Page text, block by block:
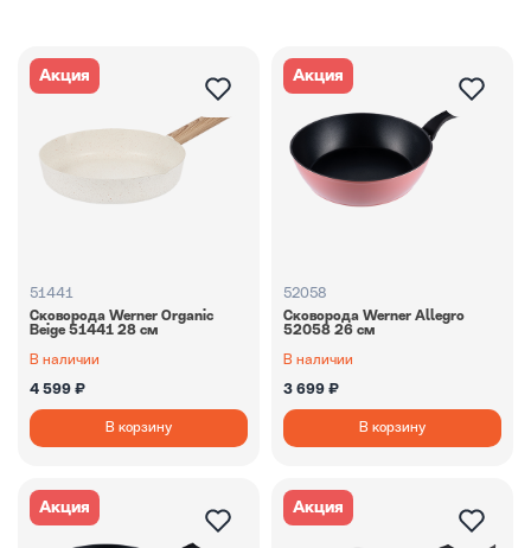
Акция
51441
Сковорода Werner Organic
Beige 51441 28 см
В наличии
4 599 ₽
В корзину
Акция
52058
Сковорода Werner Allegro
52058 26 см
В наличии
3 699 ₽
В корзину
Акция Акция